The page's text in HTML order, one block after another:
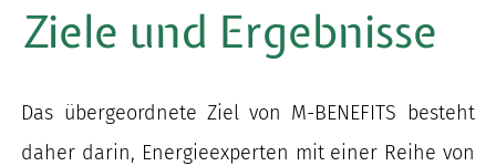
Ziele und Ergebnisse
Das übergeordnete Ziel von M-BENEFITS besteht
daher darin, Energieexperten mit einer Reihe von